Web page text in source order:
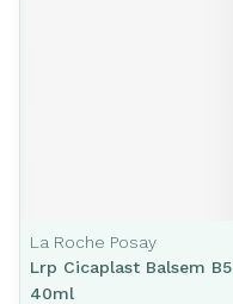
La Roche Posay
Lrp Cicaplast Balsem B5
40ml